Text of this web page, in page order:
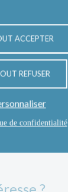
?
ACCEPTER
REFUSER
de confidentialité